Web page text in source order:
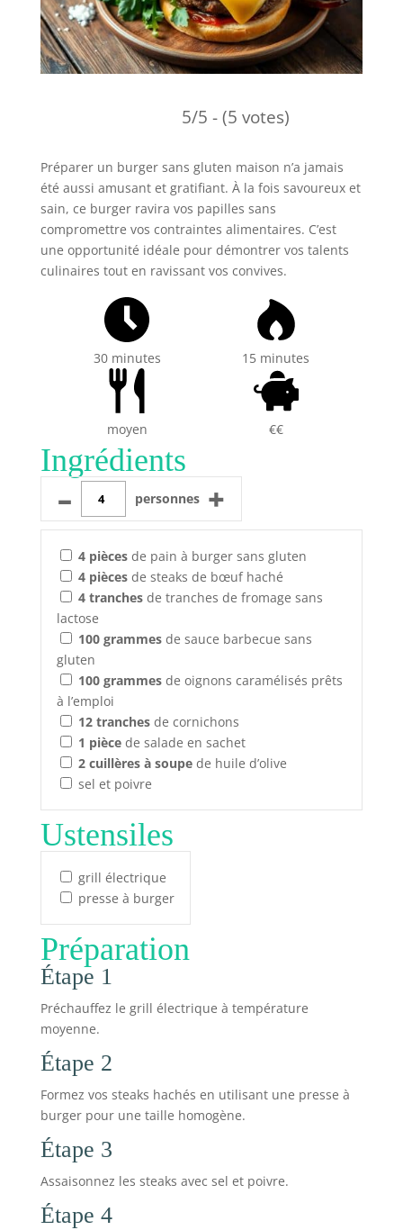
5/5 - (5 votes)
Préparer un burger sans gluten maison n’a jamais
été aussi amusant et gratifiant. À la fois savoureux et
sain, ce burger ravira vos papilles sans
compromettre vos contraintes alimentaires. C’est
une opportunité idéale pour démontrer vos talents
culinaires tout en ravissant vos convives.
30 minutes 15 minutes
moyen €€
Ingrédients
– personnes +
4 piècesde pain à burger sans gluten
4 piècesde steaks de bœuf haché
4 tranchesde tranches de fromage sans
lactose
100 grammesde sauce barbecue sans
gluten
100 grammesde oignons caramélisés prêts
à l’emploi
12 tranchesde cornichons
1 piècede salade en sachet
2 cuillères à soupede huile d’olive
sel et poivre
Ustensiles
grill électrique
presse à burger
Préparation
Étape 1
Préchauffez le grill électrique à température
moyenne.
Étape 2
Formez vos steaks hachés en utilisant une presse à
burger pour une taille homogène.
Étape 3
Assaisonnez les steaks avec sel et poivre.
Étape 4